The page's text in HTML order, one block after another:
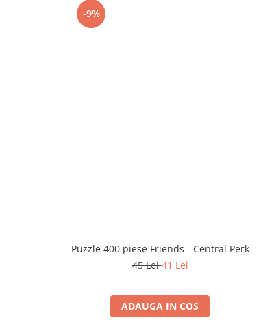
-9%
Puzzle 400 piese Friends - Central Perk
45 Lei41 Lei
ADAUGA IN COS